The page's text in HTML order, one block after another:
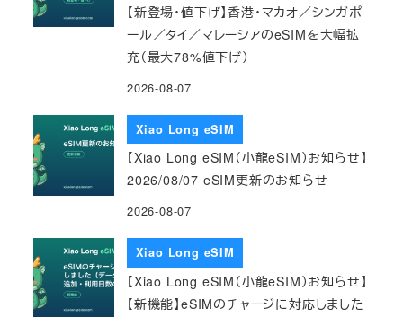
【新登場・値下げ】香港・マカオ／シンガポ
ール／タイ／マレーシアのeSIMを大幅拡
充（最大78%値下げ）
2026-08-07
Xiao Long eSIM
【Xiao Long eSIM（小龍eSIM）お知らせ】
2026/08/07 eSIM更新のお知らせ
2026-08-07
Xiao Long eSIM
【Xiao Long eSIM（小龍eSIM）お知らせ】
【新機能】eSIMのチャージに対応しました